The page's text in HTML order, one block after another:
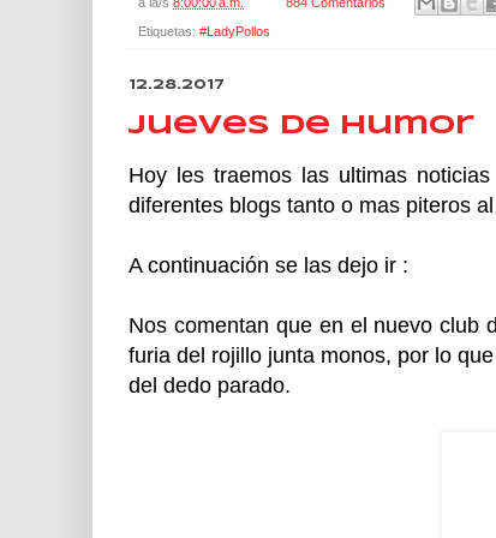
Etiquetas: #LadyPollos
12.28.2017
Jueves de Humor
Hoy les traemos las ultimas
diferentes blogs tanto o mas piteros
A continuación se las dejo ir :
Nos comentan que en el nuevo club
furia del rojillo junta monos, por lo
del dedo parado.